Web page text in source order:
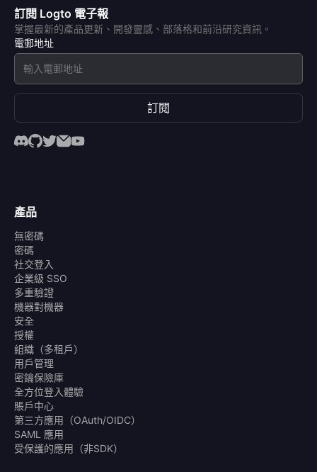
訂閱 Logto 電子報
掌握最新的產品更新、開發靈感、部落格和前沿研究資訊。
電郵地址
訂閱
產品
無密碼
密碼
社交登入
企業級 SSO
多重驗證
機器對機器
安全
授權
組織（多租戶）
用戶管理
密鑰保險庫
全方位登入體驗
賬戶中心
第三方應用（OAuth/OIDC）
SAML 應用
受保護的應用（非SDK）